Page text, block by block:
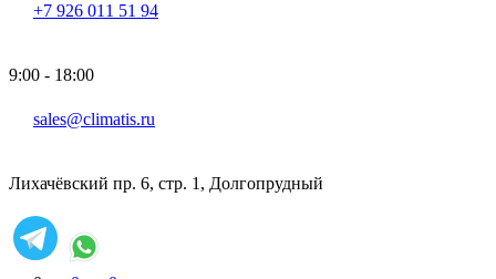
+7 926 011 51 94
9:00 - 18:00
sales@climatis.ru
Лихачёвский пр. 6, стр. 1, Долгопрудный